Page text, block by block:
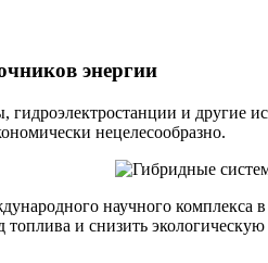
энергии
и другие
нецелесообразно.
научного комплекса
и снизить экологическую